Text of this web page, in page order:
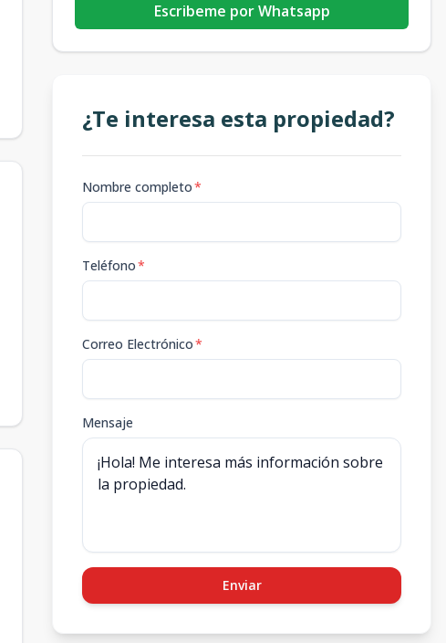
Escribeme por Whatsapp
¿Te interesa esta propiedad?
Nombre completo*
Teléfono*
Correo Electrónico*
Mensaje
Enviar